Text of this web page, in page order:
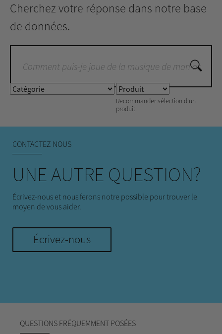
Cherchez votre réponse dans notre base
de données.
CONTACTEZ NOUS
UNE AUTRE QUESTION?
Écrivez-nous et nous ferons notre possible pour trouver le
moyen de vous aider.
Écrivez-nous
QUESTIONS FRÉQUEMMENT POSÉES
Recommander sélection d'un
produit.